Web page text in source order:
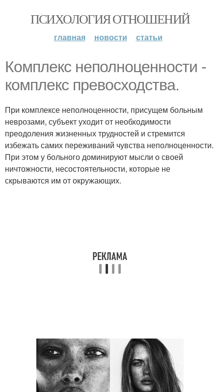
ПСИХОЛОГИЯ ОТНОШЕНИЙ
главная новости статьи
Комплекс неполноценности -
комплекс превосходства.
При комплексе неполноценности, присущем больным
неврозами, субъект уходит от необходимости
преодоления жизненных трудностей и стремится
избежать самих переживаний чувства неполноценности.
При этом у больного доминируют мысли о своей
ничтожности, несостоятельности, которые не
скрываются им от окружающих.